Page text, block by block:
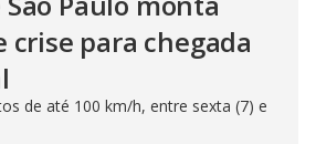
crise para chegada
de até 100 km/h, entre sexta (7) e